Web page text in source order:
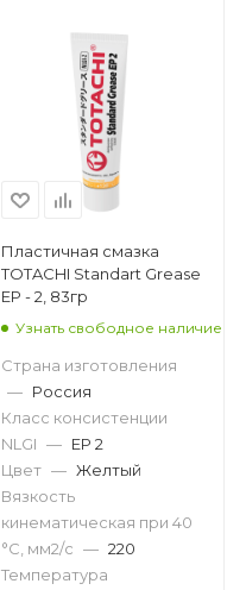
Пластичная смазка
TOTACHI Standart Grease
EP - 2, 83гр
Узнать свободное наличие
Страна изготовления
— Россия
Класс консистенции
NLGI — EP 2
Цвет — Желтый
Вязкость
кинематическая при 40
°С, мм2/с — 220
Температура